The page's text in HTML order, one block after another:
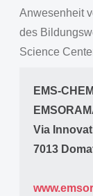
Anwesenheit
des
Science
EMS-
Via
7013